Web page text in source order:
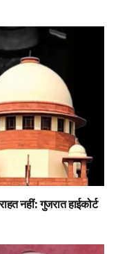
नहीं: गुजरात हाईकोर्ट